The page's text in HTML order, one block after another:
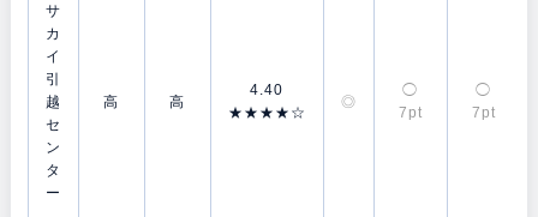
サ
カ
イ
引
越
セ
ン
タ
ー
高 高
4.40
★★★★☆
◎
◯
7pt
◯
7pt